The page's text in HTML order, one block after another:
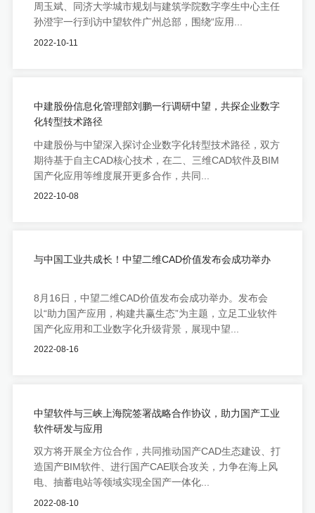
周玉斌、同济大学城市规划与建筑学院数字孪生中心主任
孙澄宇一行到访中望软件广州总部，围绕“应用...
2022-10-11
中建股份信息化管理部刘鹏一行调研中望，共探企业数字
化转型技术路径
中建股份与中望深入探讨企业数字化转型技术路径，双方
期待基于自主CAD核心技术，在二、三维CAD软件及BIM
国产化应用等维度展开更多合作，共同...
2022-10-08
与中国工业共成长！中望二维CAD价值发布会成功举办
8月16日，中望二维CAD价值发布会成功举办。发布会
以“助力国产应用，构建共赢生态”为主题，立足工业软件
国产化应用和工业数字化升级背景，展现中望...
2022-08-16
中望软件与三峡上海院签署战略合作协议，助力国产工业
软件研发与应用
双方将开展全方位合作，共同推动国产CAD生态建设、打
造国产BIM软件、进行国产CAE联合攻关，力争在海上风
电、抽蓄电站等领域实现全国产一体化...
2022-08-10